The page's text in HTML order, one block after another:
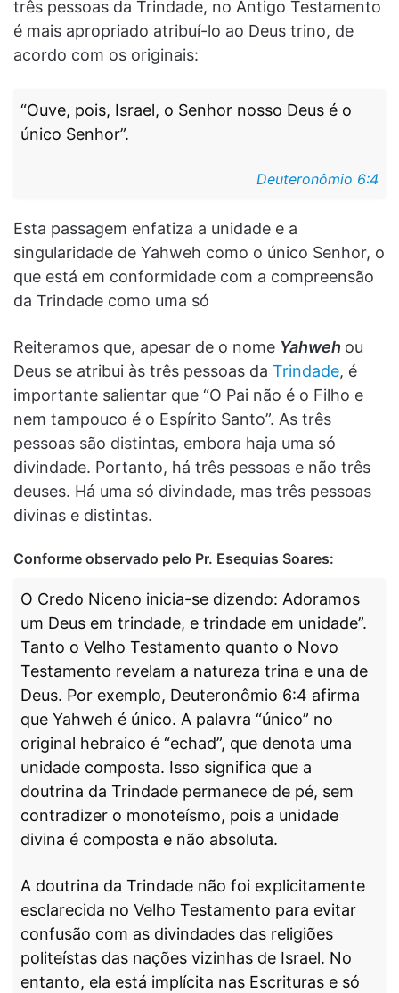
três pessoas da Trindade, no Antigo Testamento
é mais apropriado atribuí-lo ao Deus trino, de
acordo com os originais:
“Ouve, pois, Israel, o Senhor nosso Deus é o
único Senhor”.
Deuteronômio 6:4
Esta passagem enfatiza a unidade e a
singularidade de Yahweh como o único Senhor, o
que está em conformidade com a compreensão
da Trindade como uma só
Reiteramos que, apesar de o nome Yahweh ou
Deus se atribui às três pessoas da Trindade, é
importante salientar que “O Pai não é o Filho e
nem tampouco é o Espírito Santo”. As três
pessoas são distintas, embora haja uma só
divindade. Portanto, há três pessoas e não três
deuses. Há uma só divindade, mas três pessoas
divinas e distintas.
Conforme observado pelo Pr. Esequias Soares:
O Credo Niceno inicia-se dizendo: Adoramos
um Deus em trindade, e trindade em unidade”.
Tanto o Velho Testamento quanto o Novo
Testamento revelam a natureza trina e una de
Deus. Por exemplo, Deuteronômio 6:4 afirma
que Yahweh é único. A palavra “único” no
original hebraico é “echad”, que denota uma
unidade composta. Isso significa que a
doutrina da Trindade permanece de pé, sem
contradizer o monoteísmo, pois a unidade
divina é composta e não absoluta.
A doutrina da Trindade não foi explicitamente
esclarecida no Velho Testamento para evitar
confusão com as divindades das religiões
politeístas das nações vizinhas de Israel. No
entanto, ela está implícita nas Escrituras e só